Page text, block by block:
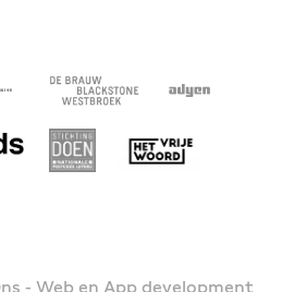
- Web en App development